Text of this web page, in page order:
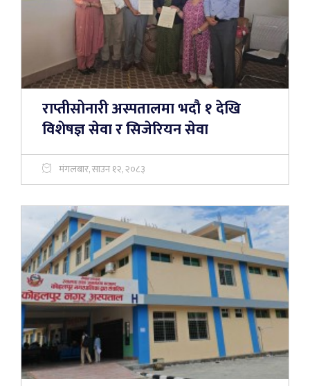
राप्तीसोनारी अस्पतालमा भदौ १ देखि
विशेषज्ञ सेवा र सिजेरियन सेवा
मंगलबार, साउन १२, २०८३